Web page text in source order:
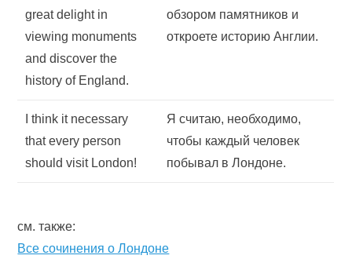
great delight in
viewing monuments
and discover the
history of England.
обзором памятников и
откроете историю Англии.
I think it necessary
that every person
should visit London!
Я считаю, необходимо,
чтобы каждый человек
побывал в Лондоне.
см. также:
Все сочинения о Лондоне